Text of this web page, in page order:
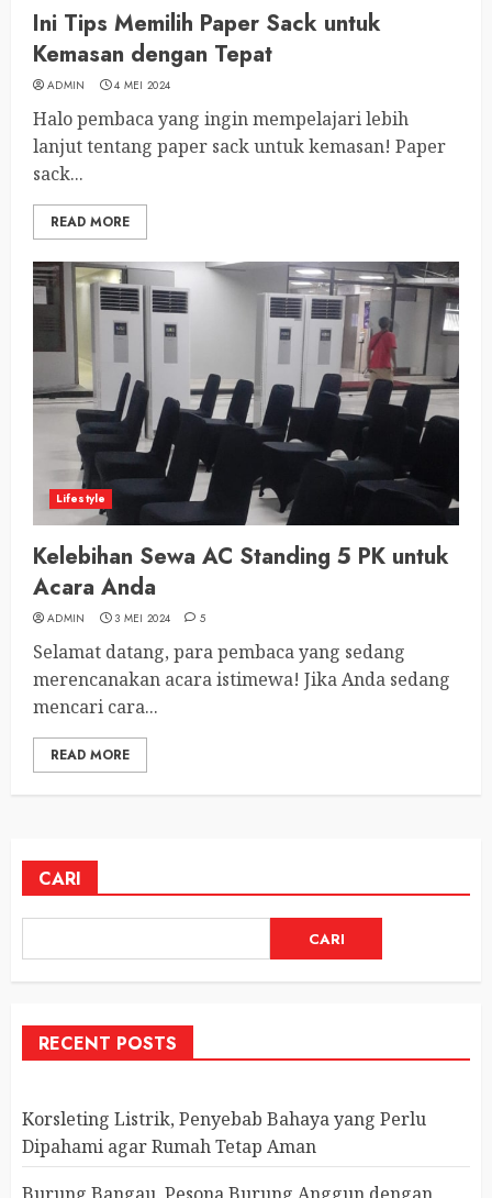
Ini Tips Memilih Paper Sack untuk
Kemasan dengan Tepat
ADMIN 4 MEI 2024
Halo pembaca yang ingin mempelajari lebih
lanjut tentang paper sack untuk kemasan! Paper
sack...
READ MORE
Lifestyle
Kelebihan Sewa AC Standing 5 PK untuk
Acara Anda
ADMIN 3 MEI 2024 5
Selamat datang, para pembaca yang sedang
merencanakan acara istimewa! Jika Anda sedang
mencari cara...
READ MORE
CARI
CARI
RECENT POSTS
Korsleting Listrik, Penyebab Bahaya yang Perlu
Dipahami agar Rumah Tetap Aman